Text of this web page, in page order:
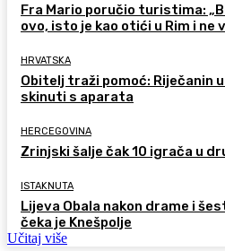
Fra Mario poručio turistima:
ovo, isto je kao otići u Rim i ne
HRVATSKA
Obitelj traži pomoć: Riječanin
skinuti s aparata
HERCEGOVINA
Zrinjski šalje čak 10 igrača u
ISTAKNUTA
Lijeva Obala nakon drame i
čeka je Knešpolje
Učitaj više